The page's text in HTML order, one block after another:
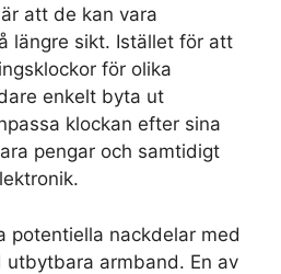
att de kan vara
längre sikt. Istället för att
för olika
enkelt byta ut
klockan efter sina
pengar och samtidigt
potentiella nackdelar med
utbytbara armband. En av